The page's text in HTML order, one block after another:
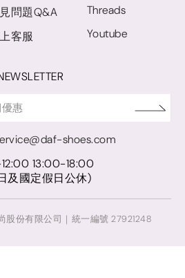
問題Q&A
客服
Threads
Youtube
shoes.com
13:00-18:00
及國定假日公休)
股份有限公司｜統一編號 27921248